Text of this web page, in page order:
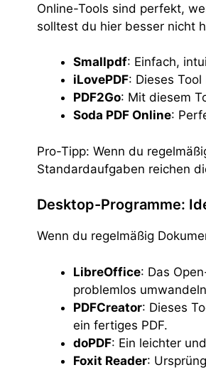
Online-Tools sind perfekt,
solltest du hier besser nicht
Smallpdf: Einfach,
iLovePDF: Dieses
PDF2Go: Mit diesem
Soda PDF Online:
Pro-Tipp: Wenn du
Standardaufgaben reichen
Desktop-Programme:
Wenn du regelmäßig
LibreOffice: Das
problemlos
PDFCreator: Dieses
ein fertiges PDF.
doPDF: Ein leichter
Foxit Reader: